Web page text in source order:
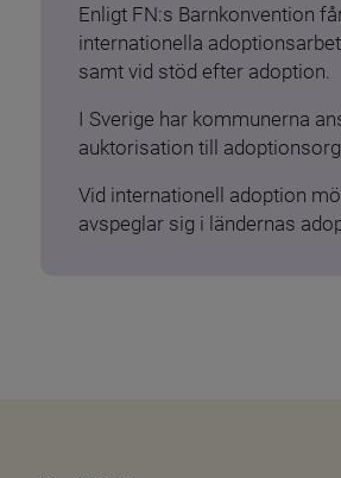
Enligt FN:s Barnkonvention
internationella
samt vid stöd efter adoption.
I Sverige har kommunerna
auktorisation till
Vid internationell adoption
avspeglar sig i ländernas